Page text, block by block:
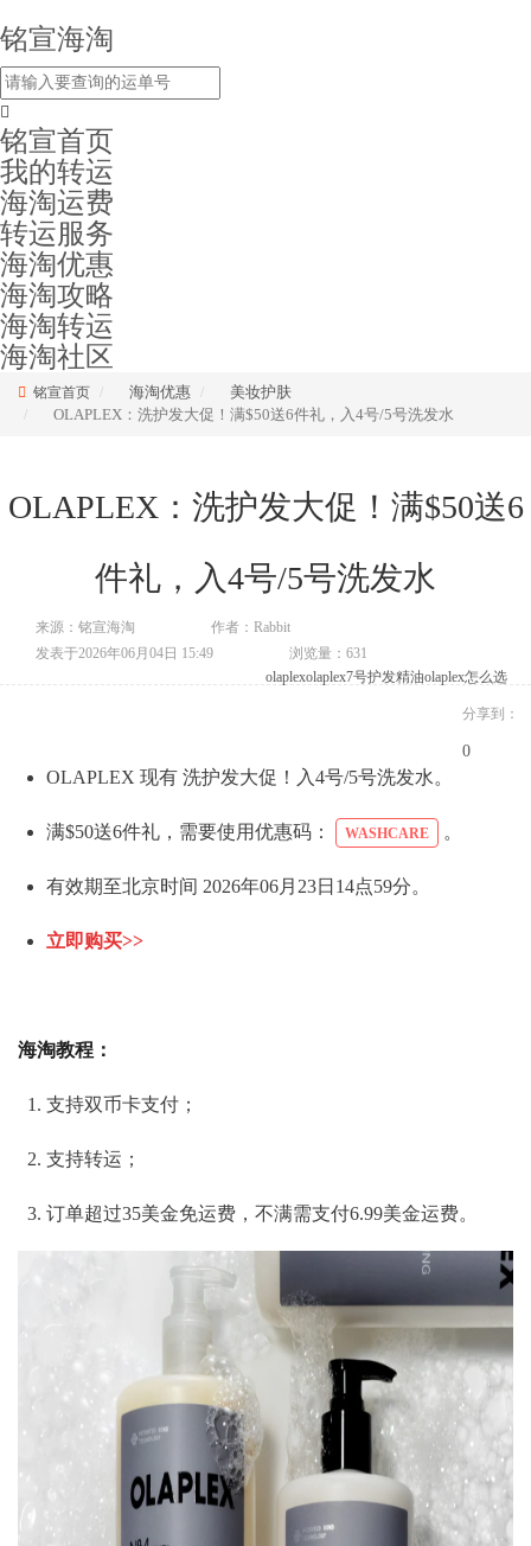
铭宣海淘
铭宣首页
我的转运
海淘运费
转运服务
海淘优惠
海淘攻略
海淘转运
海淘社区
铭宣首页 海淘优惠
美妆护肤
OLAPLEX：洗护发大促！满$50送6件礼，入4号/5号洗发水
OLAPLEX：洗护发大促！满$50送6
件礼，入4号/5号洗发水
来源：铭宣海淘
作者：Rabbit
发表于2026年06月04日 15:49
浏览量：631
olaplexolaplex7号护发精油olaplex怎么选
分享到：
0
OLAPLEX 现有 洗护发大促！入4号/5号洗发水。
满$50送6件礼，需要使用优惠码： WASHCARE 。
有效期至北京时间 2026年06月23日14点59分。
立即购买>>
海淘教程：
支持双币卡支付；
支持转运；
订单超过35美金免运费，不满需支付6.99美金运费。